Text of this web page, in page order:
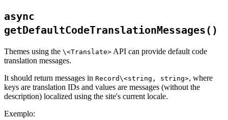
async
getDefaultCodeTranslationMessages()
Themes using the \<Translate> API can provide default code
translation messages.
It should return messages in Record\<string, string>, where
keys are translation IDs and values are messages (without the
description) localized using the site's current locale.
Exemplo: